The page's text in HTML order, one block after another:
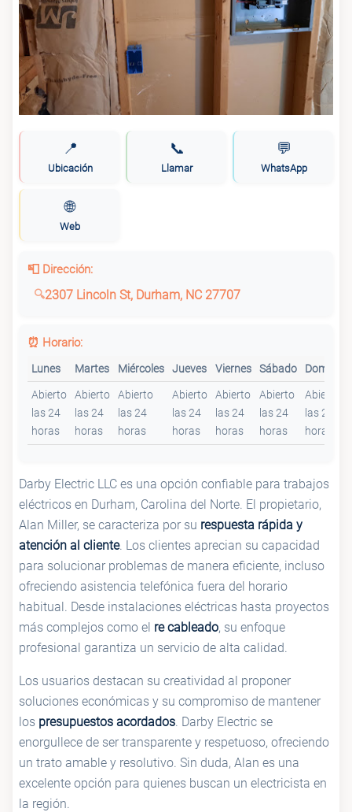
📍
Ubicación
📞
Llamar
💬
WhatsApp
🌐
Web
📮 Dirección:
2307 Lincoln St, Durham, NC 27707
⏰ Horario:
Lunes Martes Miércoles Jueves Viernes Sábado Domingo
Abierto
las 24
horas
Abierto
las 24
horas
Abierto
las 24
horas
Abierto
las 24
horas
Abierto
las 24
horas
Abierto
las 24
horas
Abierto
las 24
horas
Darby Electric LLC es una opción confiable para trabajos
eléctricos en Durham, Carolina del Norte. El propietario,
Alan Miller, se caracteriza por su respuesta rápida y
atención al cliente. Los clientes aprecian su capacidad
para solucionar problemas de manera eficiente, incluso
ofreciendo asistencia telefónica fuera del horario
habitual. Desde instalaciones eléctricas hasta proyectos
más complejos como el re cableado, su enfoque
profesional garantiza un servicio de alta calidad.
Los usuarios destacan su creatividad al proponer
soluciones económicas y su compromiso de mantener
los presupuestos acordados. Darby Electric se
enorgullece de ser transparente y respetuoso, ofreciendo
un trato amable y resolutivo. Sin duda, Alan es una
excelente opción para quienes buscan un electricista en
la región.